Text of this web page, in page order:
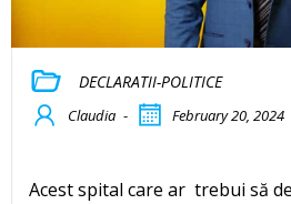
DECLARATII-POLITICE
Claudia - February 20, 2024
Acest spital care ar trebui să